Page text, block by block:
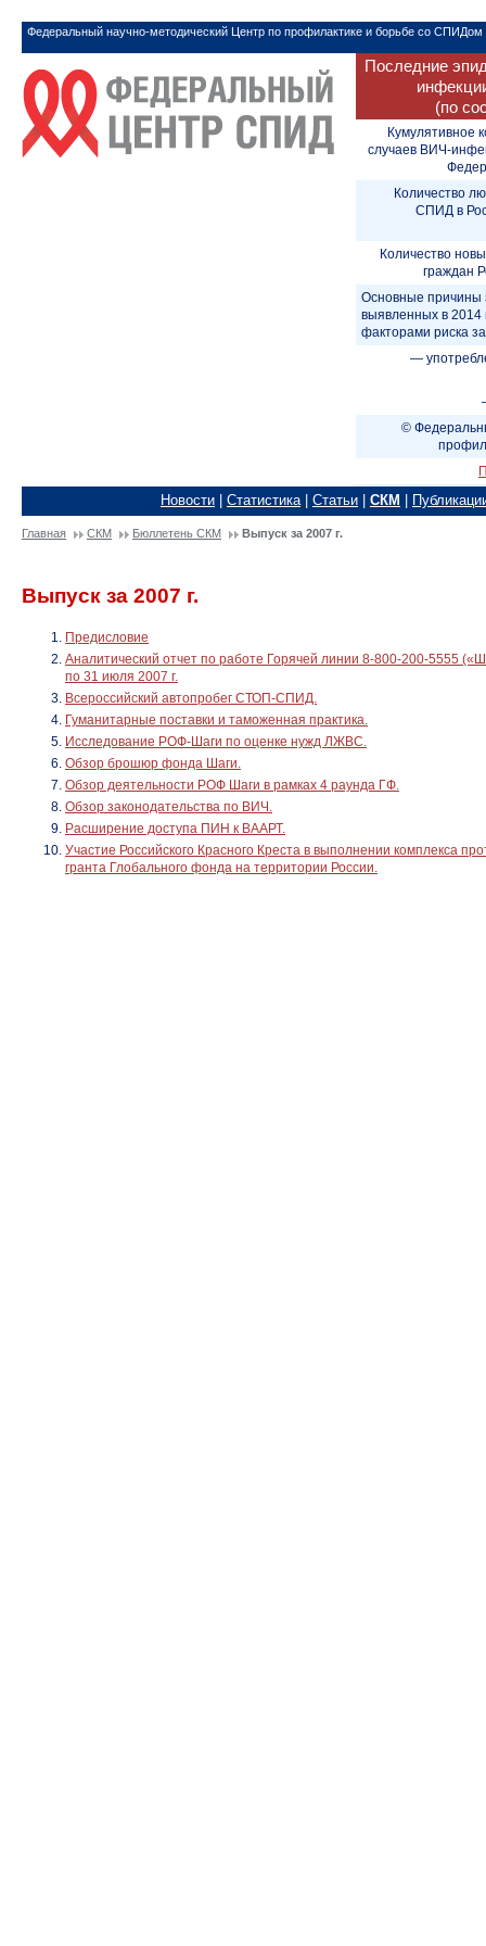
Федеральный научно-методический Центр по профилактике и борьбе со СПИДом
Последние
(по
Кумулятивное
случаев ВИЧ-
Количество
СПИД в
Количество
граждан
Основные причины
выявленных в 2014
факторами риска
—
©
Новости Статистика| Статьи СКМ
Главная СКМ Бюллетень СКМ Выпуск за 2007 г.
Выпуск за 2007 г.
Предисловие
Аналитический отчет по работе Горячей линии 8-800-200-5555
по 31 июля 2007 г.
Всероссийский автопробег СТОП-СПИД.
Гуманитарные поставки и таможенная практика.
Исследование РОФ-Шаги по оценке нужд ЛЖВС.
Обзор брошюр фонда Шаги.
Обзор деятельности РОФ Шаги в рамках 4 раунда ГФ.
Обзор законодательства по ВИЧ.
Расширение доступа ПИН к ВААРТ.
Участие Российского Красного Креста в выполнении комплекса
гранта Глобального фонда на территории России.